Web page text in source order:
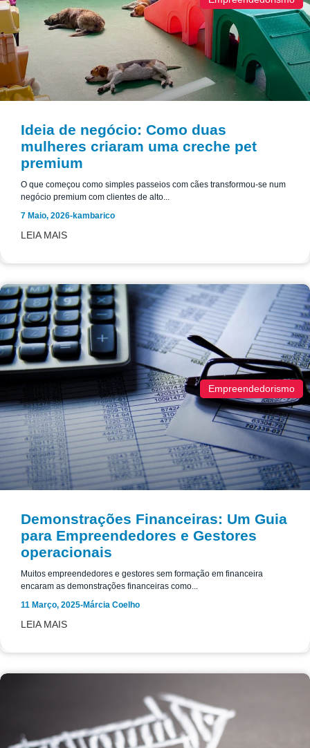
Ideia de negócio: Como duas
mulheres criaram uma creche pet
premium
O que começou como simples passeios com cães transformou-se num
negócio premium com clientes de alto...
7 Maio, 2026-kambarico
LEIA MAIS
Empreendedorismo
Demonstrações Financeiras: Um Guia
para Empreendedores e Gestores
operacionais
Muitos empreendedores e gestores sem formação em financeira
encaram as demonstrações financeiras como...
11 Março, 2025-Márcia Coelho
LEIA MAIS